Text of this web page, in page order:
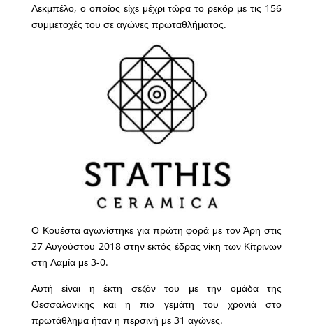
Λεκμπέλο, ο οποίος είχε μέχρι τώρα το ρεκόρ με τις 156
συμμετοχές του σε αγώνες πρωταθλήματος.
Ο Κουέστα αγωνίστηκε για πρώτη φορά με τον Άρη στις
27 Αυγούστου 2018 στην εκτός έδρας νίκη των Κίτρινων
στη Λαμία με 3-0.
Αυτή είναι η έκτη σεζόν του με την ομάδα της
Θεσσαλονίκης και η πιο γεμάτη του χρονιά στο
πρωτάθλημα ήταν η περσινή με 31 αγώνες.